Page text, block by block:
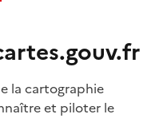
la cartographie
et piloter le